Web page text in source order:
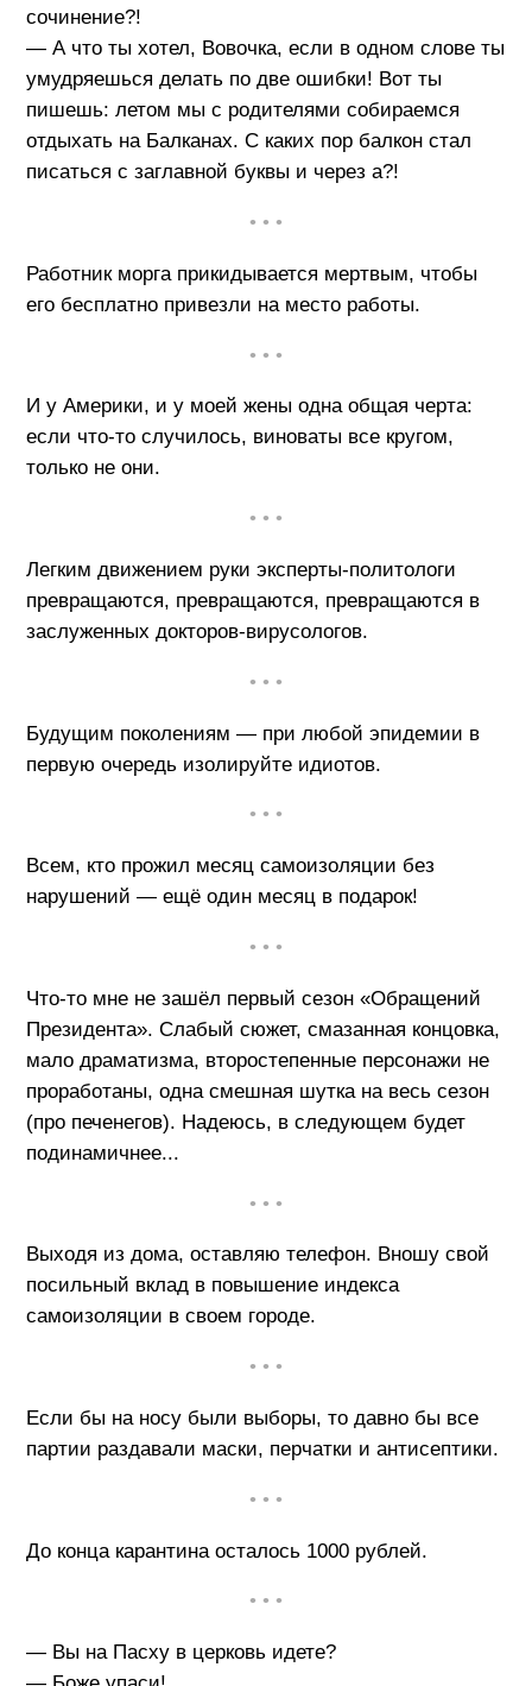
сочинение?!
— А что ты хотел, Вовочка, если в одном слове ты
умудряешься делать по две ошибки! Вот ты
пишешь: летом мы с родителями собираемся
отдыхать на Балканах. С каких пор балкон стал
писаться с заглавной буквы и через а?!
• • •
Работник морга прикидывается мертвым, чтобы
его бесплатно привезли на место работы.
• • •
И у Америки, и у моей жены одна общая черта:
если что-то случилось, виноваты все кругом,
только не они.
• • •
Легким движением руки эксперты-политологи
превращаются, превращаются, превращаются в
заслуженных докторов-вирусологов.
• • •
Будущим поколениям — при любой эпидемии в
первую очередь изолируйте идиотов.
• • •
Всем, кто прожил месяц самоизоляции без
нарушений — ещё один месяц в подарок!
• • •
Что-то мне не зашёл первый сезон «Обращений
Президента». Слабый сюжет, смазанная концовка,
мало драматизма, второстепенные персонажи не
проработаны, одна смешная шутка на весь сезон
(про печенегов). Надеюсь, в следующем будет
подинамичнее...
• • •
Выходя из дома, оставляю телефон. Вношу свой
посильный вклад в повышение индекса
самоизоляции в своем городе.
• • •
Если бы на носу были выборы, то давно бы все
партии раздавали маски, перчатки и антисептики.
• • •
До конца карантина осталось 1000 рублей.
• • •
— Вы на Пасху в церковь идете?